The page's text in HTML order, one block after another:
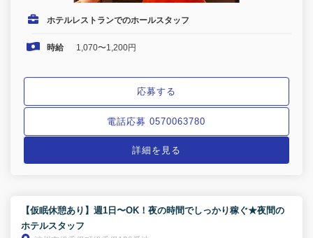
ホテルレストランでのホールスタッフ
時給 1,070〜1,200円
応募する
電話応募 0570063780
詳細を見る
【仮眠休憩あり】週1日〜OK！夜の時間でしっかり稼ぐ★夜間の
ホテルスタッフ